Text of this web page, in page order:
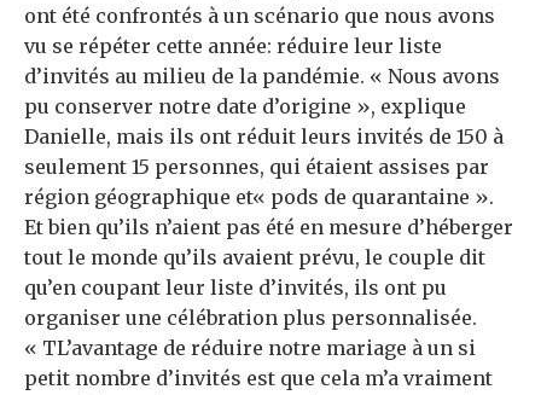
ont été confrontés à un scénario que nous avons
vu se répéter cette année: réduire leur liste
d’invités au milieu de la pandémie. « Nous avons
pu conserver notre date d’origine », explique
Danielle, mais ils ont réduit leurs invités de 150 à
seulement 15 personnes, qui étaient assises par
région géographique et« pods de quarantaine ».
Et bien qu’ils n’aient pas été en mesure d’héberger
tout le monde qu’ils avaient prévu, le couple dit
qu’en coupant leur liste d’invités, ils ont pu
organiser une célébration plus personnalisée.
« TL’avantage de réduire notre mariage à un si
petit nombre d’invités est que cela m’a vraiment